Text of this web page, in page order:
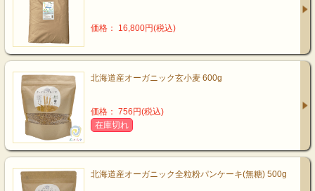
価格： 16,800円(税込)
北海道産オーガニック玄小麦 600g
価格： 756円(税込)
在庫切れ
北海道産オーガニック全粒粉パンケーキ(無糖) 500g